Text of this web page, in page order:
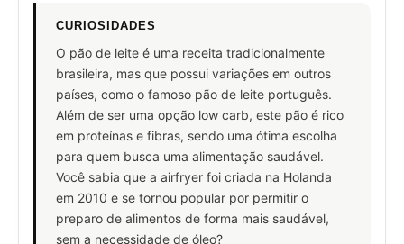
CURIOSIDADES
O pão de leite é uma receita tradicionalmente
brasileira, mas que possui variações em outros
países, como o famoso pão de leite português.
Além de ser uma opção low carb, este pão é rico
em proteínas e fibras, sendo uma ótima escolha
para quem busca uma alimentação saudável.
Você sabia que a airfryer foi criada na Holanda
em 2010 e se tornou popular por permitir o
preparo de alimentos de forma mais saudável,
sem a necessidade de óleo?